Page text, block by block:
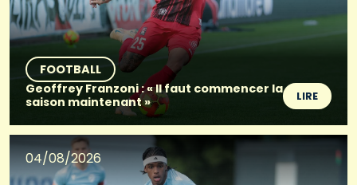
FOOTBALL
Geoffrey Franzoni : « Il faut commencer la
saison maintenant »
LIRE
04/08/2026